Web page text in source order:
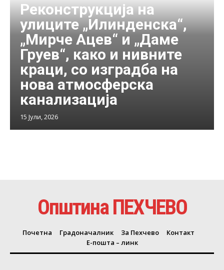
Реконструкција на
улиците „Илинденска“,
„Мирче Ацев“ и „Даме
Груев“, како и нивните
краци, со изградба на
нова атмосферска
канализација
15 Јули, 2026
Општина ПЕХЧЕВО
Почетна Градоначалник За Пехчево
Контакт
Е-пошта – линк